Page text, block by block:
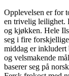
Opplevelsen er for
en trivelig leilighet.
og kjøkken. Hele
seg i fire
middag er inkludert
og velsmakende
baserer seg på